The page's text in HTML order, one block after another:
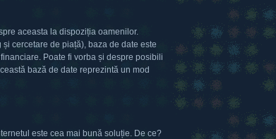
aceasta la dispoziția oamenilor.
cercetare de piață), baza de date este
Poate fi vorba și despre posibili
bază de date reprezintă un mod
este cea mai bună soluție. De ce?